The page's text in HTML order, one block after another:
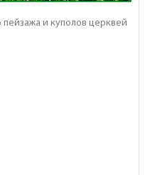
пейзажа и куполов церквей